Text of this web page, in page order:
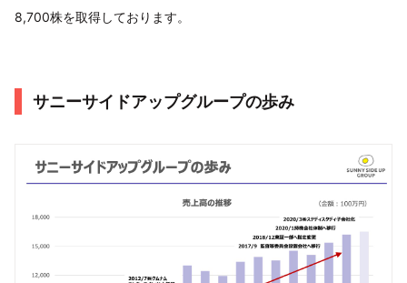
8,700株を取得しております。
サニーサイドアップグループの歩み